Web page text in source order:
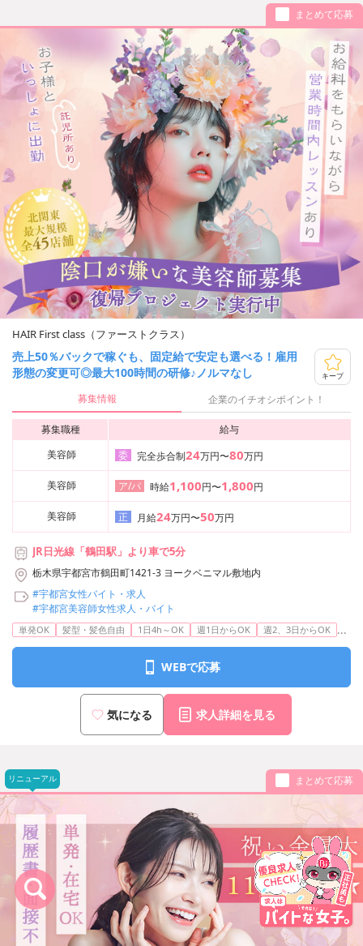
まとめて応募
HAIR First class（ファーストクラス）
売上50％バックで稼ぐも、固定給で安定も選べる！雇用
形態の変更可◎最大100時間の研修♪ノルマなし
キープ
募集情報 企業のイチオシポイント！
募集職種
給与
美容師
委 完全歩合制24万円〜80万円
美容師 ア/パ 時給1,100円〜1,800円
美容師 正 月給24万円〜50万円
JR日光線「鶴田駅」より車で5分
栃木県宇都宮市鶴田町1421-3 ヨークベニマル敷地内
#宇都宮女性バイト・求人
#宇都宮美容師女性求人・バイト
単発OK 髪型・髪色自由 1日4h～OK 週1日からOK 週2、3日からOK ...
WEBで応募
気になる 求人詳細を見る
リニューアル まとめて応募